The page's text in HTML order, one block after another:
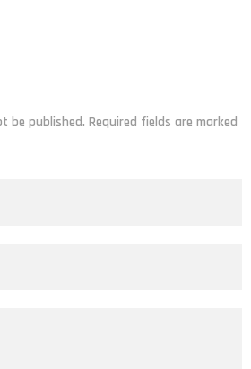
be published. Required fields are marked